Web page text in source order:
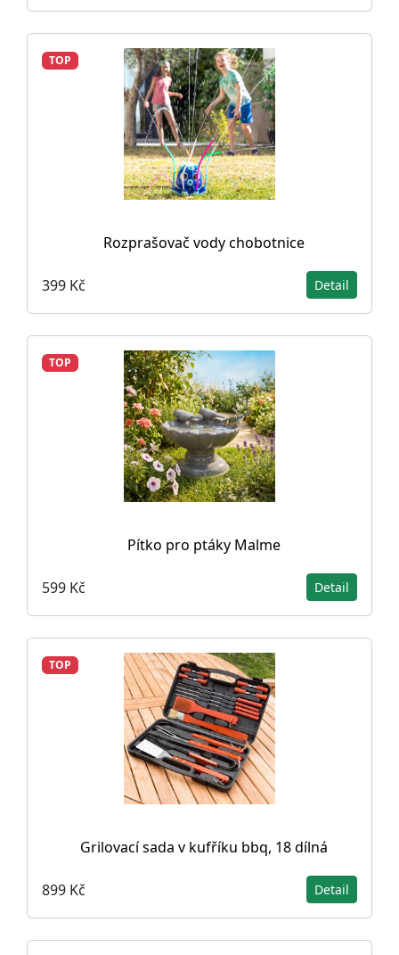
TOP
Rozprašovač vody chobotnice
399 Kč Detail
TOP
Pítko pro ptáky Malme
599 Kč Detail
TOP
Grilovací sada v kufříku bbq, 18 dílná
899 Kč Detail